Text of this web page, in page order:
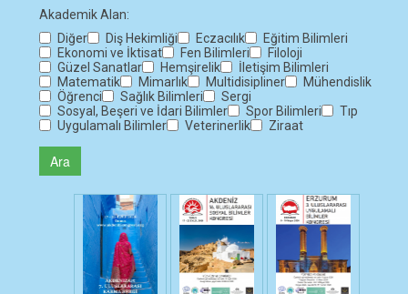
Akademik Alan:
Diğer
Diş Hekimliği Eczacılık
Eğitim Bilimleri
Ekonomi ve İktisat
Fen Bilimleri
Filoloji
Güzel Sanatlar
Hemşirelik
İletişim Bilimleri
Matematik
Mimarlık Multidisipliner
Mühendislik
Öğrenci
Sağlık Bilimleri
Sergi
Sosyal, Beşeri ve İdari Bilimler
Spor Bilimleri
Tıp
Uygulamalı Bilimler
Veterinerlik Ziraat
Ara